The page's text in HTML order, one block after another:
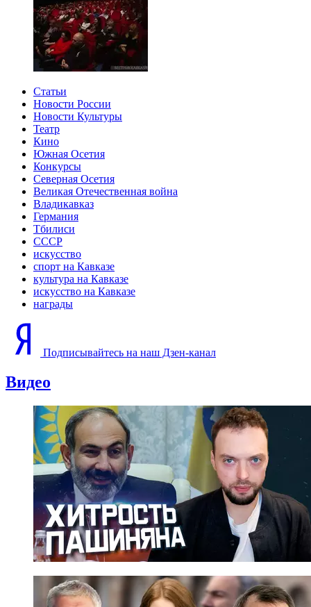
Статьи
Новости России
Новости Культуры
Театр
Кино
Южная Осетия
Конкурсы
Северная Осетия
Великая Отечественная война
Владикавказ
Германия
Тбилиси
СССР
искусство
спорт на Кавказе
культура на Кавказе
искусство на Кавказе
награды
Подписывайтесь на наш Дзен-канал
Видео